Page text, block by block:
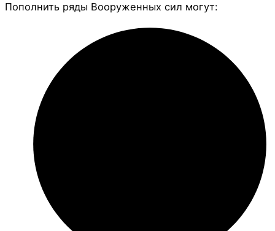
Пополнить ряды Вооруженных сил могут: